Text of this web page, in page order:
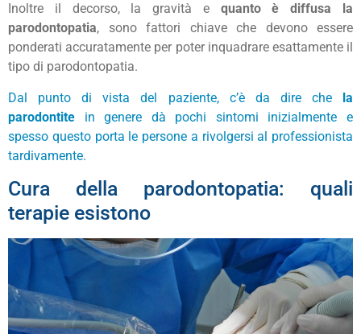
Inoltre il decorso, la gravità e quanto è diffusa la
parodontopatia, sono fattori chiave che devono essere
ponderati accuratamente per poter inquadrare esattamente il
tipo di parodontopatia.
Dal punto di vista del paziente, c’è da dire che la
parodontite in genere dà pochi sintomi inizialmente e
spesso questo porta le persone a rivolgersi al professionista
tardivamente.
Cura della parodontopatia: quali
terapie esistono